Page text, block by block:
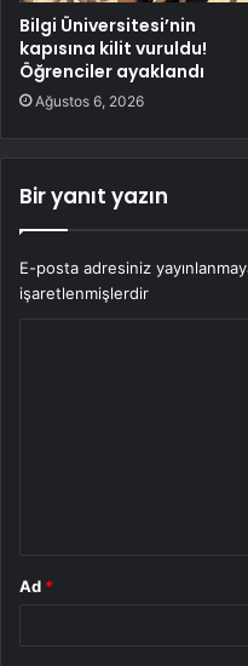
Bilgi Üniversitesi’nin
kapısına kilit vuruldu!
Öğrenciler ayaklandı
Ağustos 6, 2026
Bir yanıt yazın
E-posta adresiniz
işaretlenmişlerdir
Ad *